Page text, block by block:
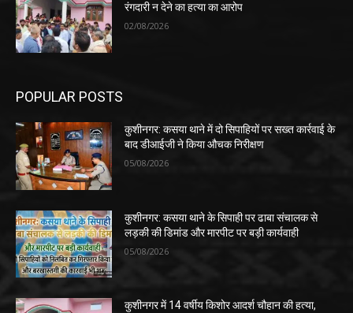
रंगदारी न देने का हत्या का आरोप
02/08/2026
POPULAR POSTS
कुशीनगर: कसया थाने में दो सिपाहियों पर सख्त कार्रवाई के
बाद डीआईजी ने किया औचक निरीक्षण
05/08/2026
कुशीनगर: कसया थाने के सिपाही पर ढाबा संचालक से
लड़की की डिमांड और मारपीट पर बड़ी कार्यवाही
05/08/2026
कुशीनगर में 14 वर्षीय किशोर आदर्श चौहान की हत्या,